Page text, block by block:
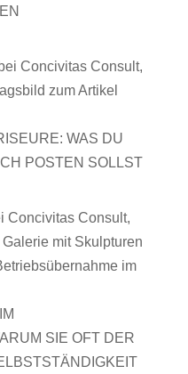
WAS DU
POSTEN SOLLST
SIE OFT DER